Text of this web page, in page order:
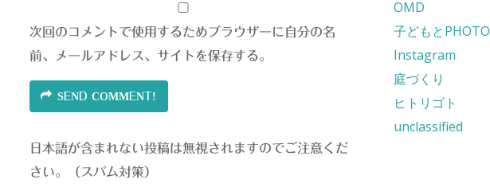
次回のコメントで使用するためブラウザーに自分の名
前、メールアドレス、サイトを保存する。
SEND COMMENT!
日本語が含まれない投稿は無視されますのでご注意くだ
さい。（スパム対策）
OMD
子どもとPHOTO
Instagram
庭づくり
ヒトリゴト
unclassified